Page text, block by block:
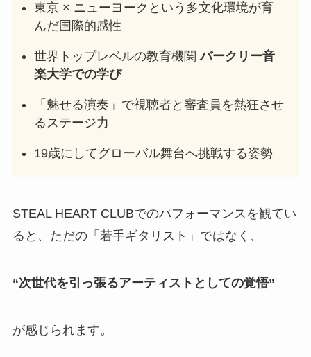
東京 × ニューヨークという多文化環境が育
んだ国際的感性
世界トップレベルの教育機関バークリー音
楽大学での学び
「魅せる演奏」で視聴者と審査員を熱狂させ
るステージ力
19歳にしてグローバル舞台へ挑戦する姿勢
STEAL HEART CLUBでのパフォーマンスを観てい
ると、ただの「若手ギタリスト」ではなく、
“次世代を引っ張るアーティストとしての覚悟”
が感じられます。